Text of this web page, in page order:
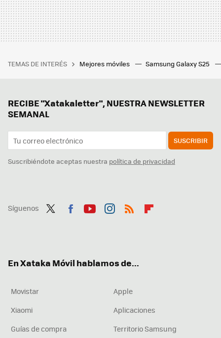
TEMAS DE INTERÉS Mejores móviles Samsung Galaxy S25
RECIBE "Xatakaletter", NUESTRA NEWSLETTER
SEMANAL
SUSCRIBIR
Suscribiéndote aceptas nuestra política de privacidad
Síguenos
En Xataka Móvil hablamos de...
Movistar
Apple
Xiaomi
Aplicaciones
Guías de compra
Territorio Samsung